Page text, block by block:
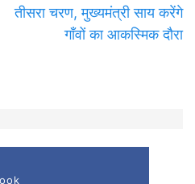
तीसरा चरण, मुख्यमंत्री साय करेंगे
गाँवों का आकस्मिक दौरा